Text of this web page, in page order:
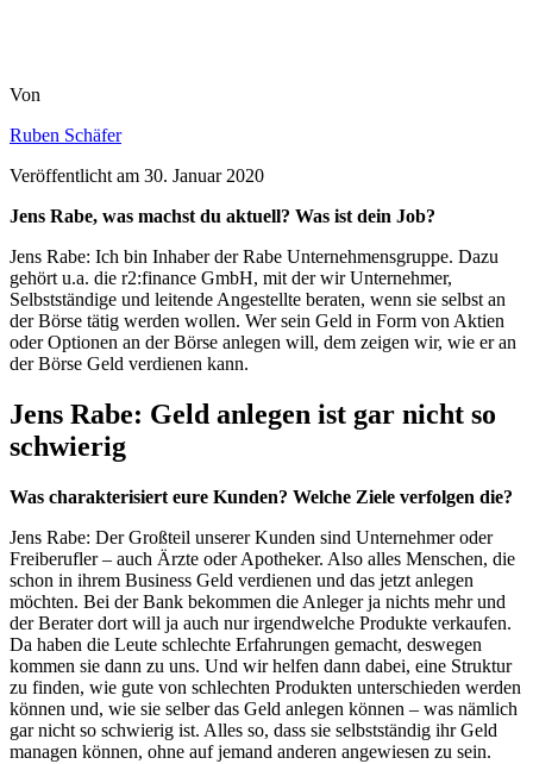
Von
Ruben Schäfer
Veröffentlicht am 30. Januar 2020
Jens Rabe, was machst du aktuell? Was ist dein Job?
Jens Rabe: Ich bin Inhaber der Rabe Unternehmensgruppe. Dazu
gehört u.a. die r2:finance GmbH, mit der wir Unternehmer,
Selbstständige und leitende Angestellte beraten, wenn sie selbst an
der Börse tätig werden wollen. Wer sein Geld in Form von Aktien
oder Optionen an der Börse anlegen will, dem zeigen wir, wie er an
der Börse Geld verdienen kann.
Jens Rabe: Geld anlegen ist gar nicht so
schwierig
Was charakterisiert eure Kunden? Welche Ziele verfolgen die?
Jens Rabe: Der Großteil unserer Kunden sind Unternehmer oder
Freiberufler – auch Ärzte oder Apotheker. Also alles Menschen, die
schon in ihrem Business Geld verdienen und das jetzt anlegen
möchten. Bei der Bank bekommen die Anleger ja nichts mehr und
der Berater dort will ja auch nur irgendwelche Produkte verkaufen.
Da haben die Leute schlechte Erfahrungen gemacht, deswegen
kommen sie dann zu uns. Und wir helfen dann dabei, eine Struktur
zu finden, wie gute von schlechten Produkten unterschieden werden
können und, wie sie selber das Geld anlegen können – was nämlich
gar nicht so schwierig ist. Alles so, dass sie selbstständig ihr Geld
managen können, ohne auf jemand anderen angewiesen zu sein.